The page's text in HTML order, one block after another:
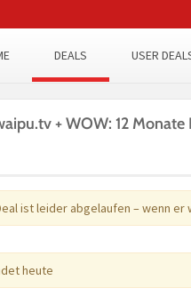
DEALS USER
+ WOW: 12
ist leider abgelaufen – wenn
heute